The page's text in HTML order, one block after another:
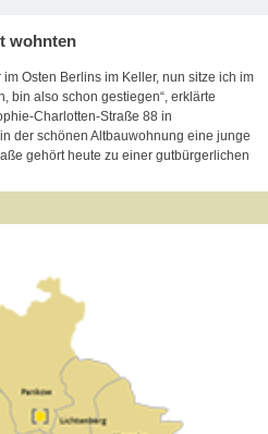
wohnten
im Osten Berlins im Keller, nun sitze ich im
bin also schon gestiegen“, erklärte
Charlotten-Straße 88 in
der schönen Altbauwohnung eine junge
gehört heute zu einer gutbürgerlichen